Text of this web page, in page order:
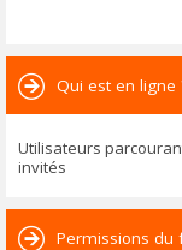
Qui est en ligne
Utilisateurs
invités
Permissions du